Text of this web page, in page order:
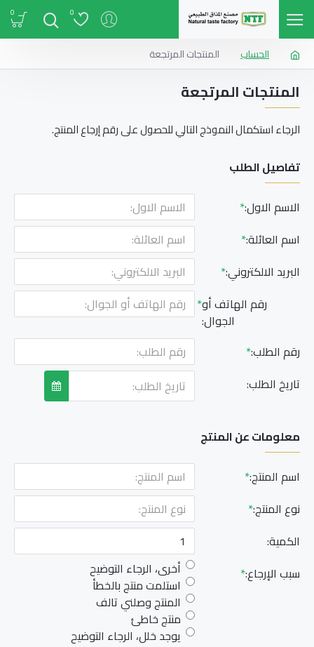
0
0
الحساب المنتجات المرتجعة
المنتجات المرتجعة
الرجاء استكمال النموذج التالي للحصول على رقم إرجاع المنتج.
تفاصيل الطلب
الاسم الاول:
اسم العائلة:
البريد الالكتروني:
رقم الهاتف أو
الجوال:
رقم الطلب:
تاريخ الطلب:
معلومات عن المنتج
اسم المنتج:
نوع المنتج:
الكمية:
سبب الإرجاع:
أخرى، الرجاء التوضيح
استلمت منتج بالخطأ
المنتج وصلني تالف
منتج خاطئ
يوجد خلل، الرجاء التوضيح